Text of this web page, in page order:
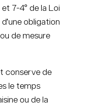
et 7-4° de la Loi
obligation
de mesure
conserve de
le temps
ou de la